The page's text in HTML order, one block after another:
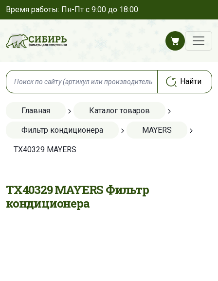
Время работы: Пн-Пт с 9:00 до 18:00
Главная Каталог товаров
Фильтр кондиционера MAYERS
TX40329 MAYERS
TX40329 MAYERS Фильтр
кондиционера